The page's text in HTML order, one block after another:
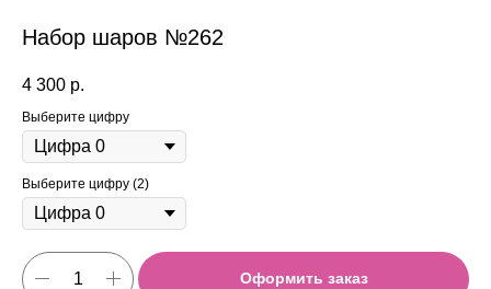
Набор шаров №262
4 300 р.
Выберите цифру
Выберите цифру (2)
Оформить заказ